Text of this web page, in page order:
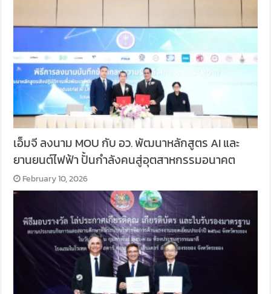
เอ็มจี ลงนาม MOU กับ อว. พัฒนาหลักสูตร AI และ
ยานยนต์ไฟฟ้า ปั้นกำลังคนสู่อุตสาหกรรมอนาคต
February 10, 2026